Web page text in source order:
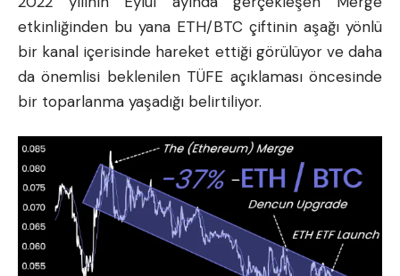
etkinliğinden bu yana ETH/BTC çiftinin aşağı yönlü
bir kanal içerisinde hareket ettiği görülüyor ve daha
da önemlisi beklenilen TÜFE açıklaması öncesinde
bir toparlanma yaşadığı belirtiliyor.